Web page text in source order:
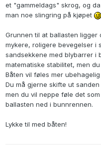
et "gammeldags" skrog, og
man noe slingring på kjøpet
Grunnen til at ballasten
mykere, roligere bevegelser i
sandsekkene med blybarrer i
matematiske stabilitet, men
Båten vil føles mer
Du må gjerne skifte ut
men du vil neppe føle det
ballasten ned i bunnrennen.
Lykke til med båten!